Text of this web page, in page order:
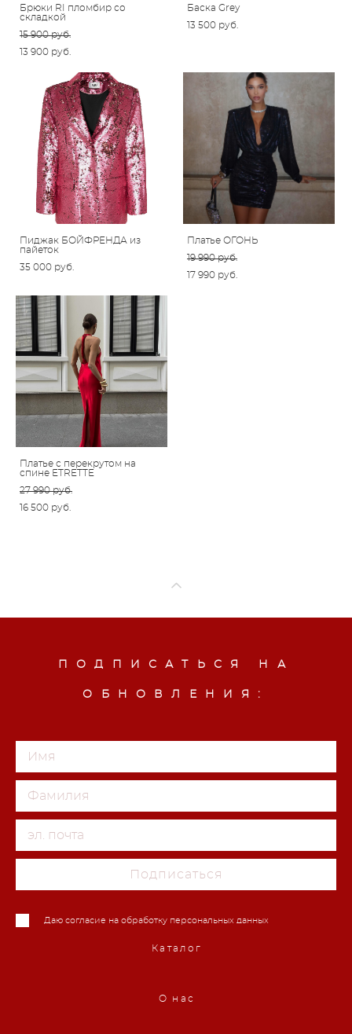
Брюки RI пломбир со
складкой
15 900 pуб.
13 900 pуб.
Баска Grey
13 500 pуб.
Пиджак БОЙФРЕНДА из
пайеток
35 000 pуб.
Платье ОГОНЬ
19 990 pуб.
17 990 pуб.
Платье с перекрутом на
спине ETRETTE
27 990 pуб.
16 500 pуб.
ПОДПИСАТЬСЯ НА
ОБНОВЛЕНИЯ:
Подписаться
Даю согласие на обработку персональных данных
Каталог
О нас